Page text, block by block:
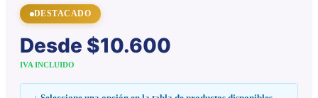
DESTACADO
Desde $10.600
IVA INCLUIDO